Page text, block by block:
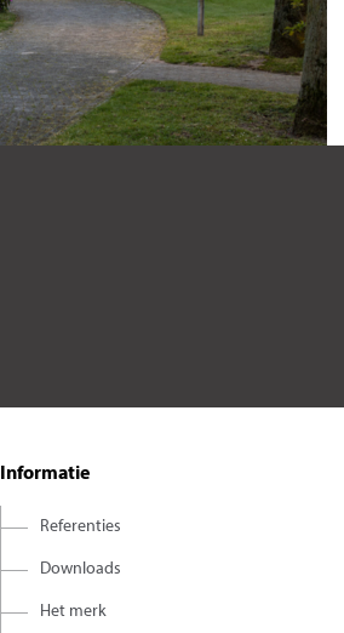
Informatie
Referenties
Downloads
Het merk